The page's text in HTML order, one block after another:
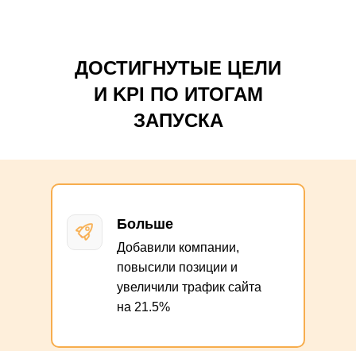
ДОСТИГНУТЫЕ ЦЕЛИ
И KPI ПО ИТОГАМ
ЗАПУСКА
Больше
Добавили компании,
повысили позиции и
увеличили трафик сайта
на 21.5%